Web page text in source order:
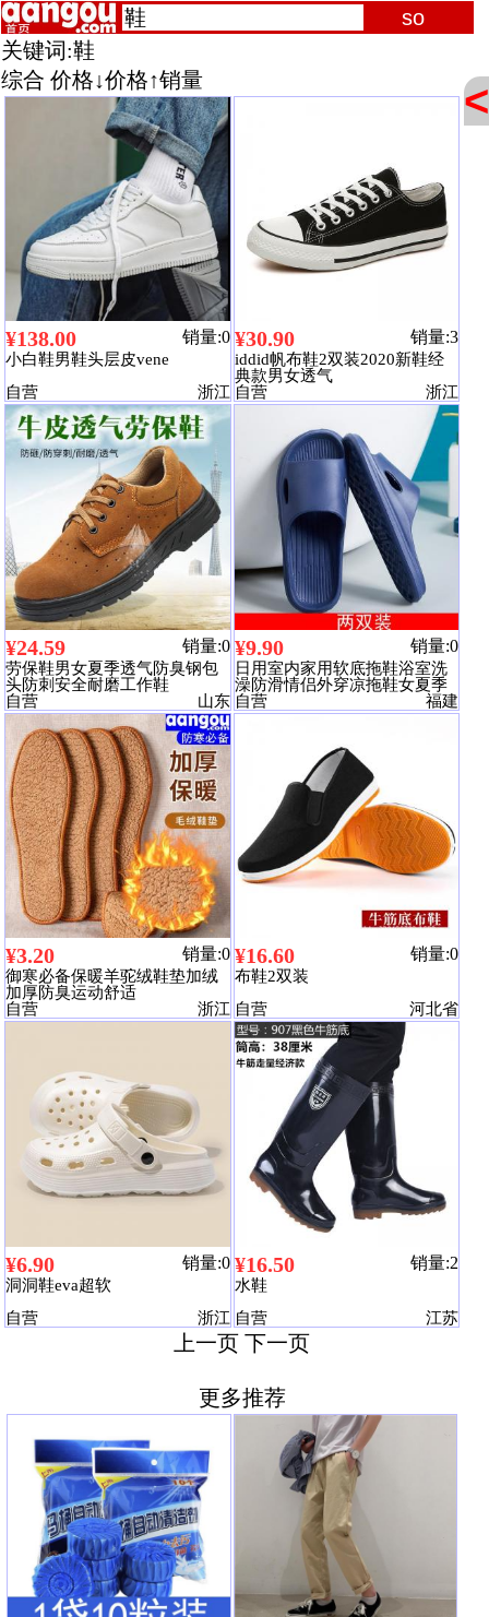
<
关键词:鞋
综合 价格↓价格↑销量
¥138.00 销量:0
小白鞋男鞋头层皮vene
自营
浙江
¥30.90 销量:3
iddid帆布鞋2双装2020新鞋经
典款男女透气
自营
浙江
¥24.59 销量:0
劳保鞋男女夏季透气防臭钢包
头防刺安全耐磨工作鞋
自营
山东
¥9.90 销量:0
日用室内家用软底拖鞋浴室洗
澡防滑情侣外穿凉拖鞋女夏季
男家居鞋
自营 福建
¥3.20 销量:0
御寒必备保暖羊驼绒鞋垫加绒
加厚防臭运动舒适
自营
浙江
¥16.60 销量:0
布鞋2双装
自营
河北省
¥6.90 销量:0
洞洞鞋eva超软
自营
浙江
¥16.50 销量:2
水鞋
自营
江苏
上一页下一页
更多推荐